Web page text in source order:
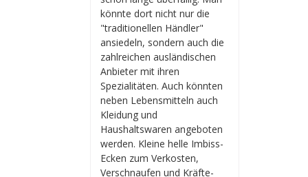
könnte dort nicht nur die
"traditionellen Händler"
ansiedeln, sondern auch die
zahlreichen ausländischen
Anbieter mit ihren
Spezialitäten. Auch könnten
neben Lebensmitteln auch
Kleidung und
Haushaltswaren angeboten
werden. Kleine helle Imbiss-
Ecken zum Verkosten,
Verschnaufen und Kräfte-